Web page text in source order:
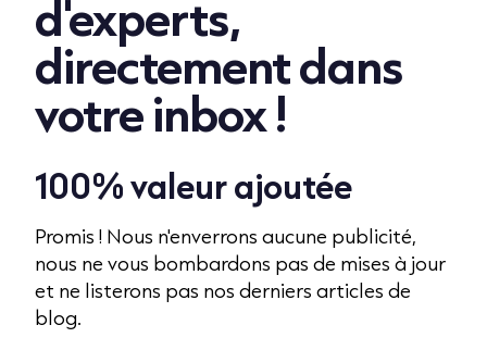
d'experts,
directement dans
votre inbox !
100% valeur ajoutée
Promis ! Nous n'enverrons aucune publicité,
nous ne vous bombardons pas de mises à jour
et ne listerons pas nos derniers articles de
blog.